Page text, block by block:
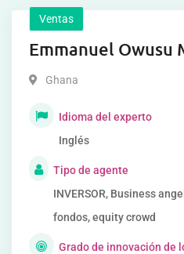
Ventas
Emmanuel Owusu
Ghana
Idioma del experto
Inglés
Tipo de agente
INVERSOR, Business
fondos, equity crowd
Grado de innovación de